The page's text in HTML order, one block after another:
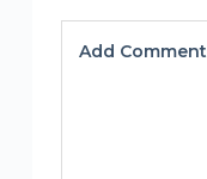
Add Comment